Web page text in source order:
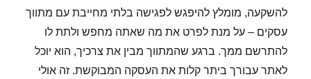
להשקעה, מומלץ להיפגש לפגישה בלתי מחייבת עם מתווך
עסקים – על מנת לפרט את מה שאתה מחפש ולתת לו
להתרשם ממך. ברגע שהמתווך מבין את צרכיך, הוא יוכל
לאתר עבורך ביתר קלות את העסקה המבוקשת. זה אולי